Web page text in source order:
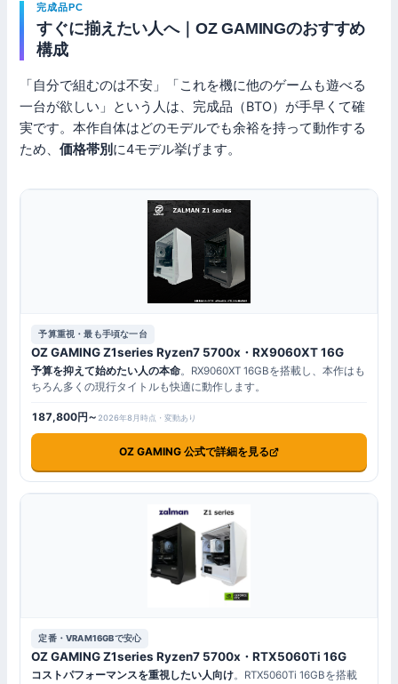
完成品PC
すぐに揃えたい人へ｜OZ GAMINGのおすすめ
構成
「自分で組むのは不安」「これを機に他のゲームも遊べる
一台が欲しい」という人は、完成品（BTO）が手早くて確
実です。本作自体はどのモデルでも余裕を持って動作する
ため、価格帯別 に4モデル挙げます。
予算重視・最も手頃な一台
OZ GAMING Z1series Ryzen7 5700x・RX9060XT 16G
予算を抑えて始めたい人の本命。RX9060XT 16GBを搭載し、本作はも
ちろん多くの現行タイトルも快適に動作します。
187,800円～ 2026年8月時点・変動あり
OZ GAMING 公式で詳細を見る
定番・VRAM16GBで安心
OZ GAMING Z1series Ryzen7 5700x・RTX5060Ti 16G
コストパフォーマンスを重視したい人向け。RTX5060Ti 16GBを搭載